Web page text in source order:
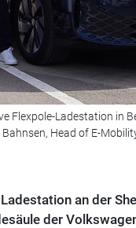
Flexpole-Ladestation in
Head of E-
an der
der